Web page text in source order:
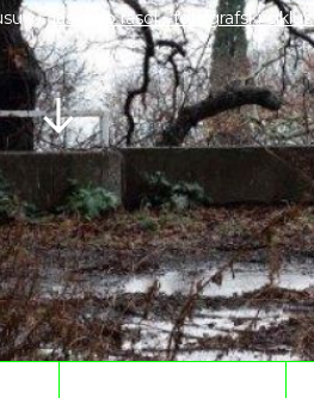
jasenko rasol - fotografski